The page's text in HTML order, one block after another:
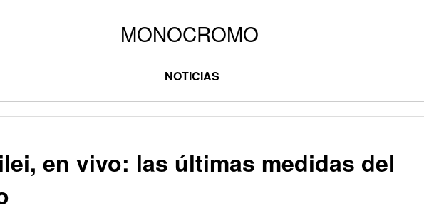
NOTICIAS
en vivo: las últimas medidas del